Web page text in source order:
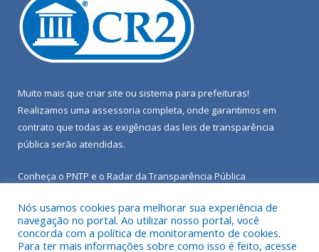
Muito mais que criar site ou sistema para prefeituras!
Realizamos uma assessoria completa, onde garantimos em
contrato que todas as exigências das leis de transparência
pública serão atendidas.
Conheça o PNTP e o Radar da Transparência Pública
Nós usamos cookies para melhorar sua experiência de
navegação no portal. Ao utilizar nosso portal, você
concorda com a política de monitoramento de cookies.
Para ter mais informações sobre como isso é feito, acesse